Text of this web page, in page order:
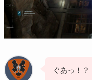
ぐあっ！？